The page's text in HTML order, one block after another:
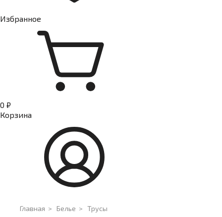
Избранное
0 ₽
Корзина
Главная > Белье > Трусы